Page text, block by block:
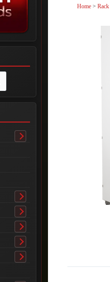
Home >Rack
Toggle
Toggle
submenu
Toggle
submenu
Toggle
submenu
Toggle
submenu
Toggle